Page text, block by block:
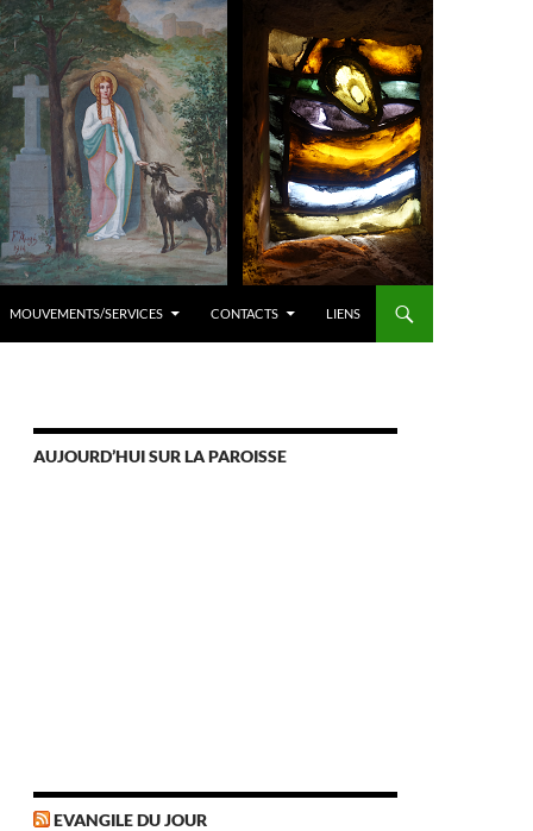
MOUVEMENTS/SERVICES CONTACTS LIENS
AUJOURD’HUI SUR LA PAROISSE
EVANGILE DU JOUR